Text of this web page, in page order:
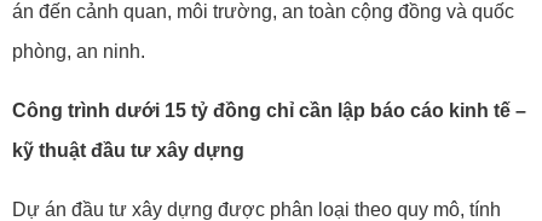
án đến cảnh quan, môi trường, an toàn cộng đồng và quốc
phòng, an ninh.
Công trình dưới 15 tỷ đồng chỉ cần lập báo cáo kinh tế –
kỹ thuật đầu tư xây dựng
Dự án đầu tư xây dựng được phân loại theo quy mô, tính